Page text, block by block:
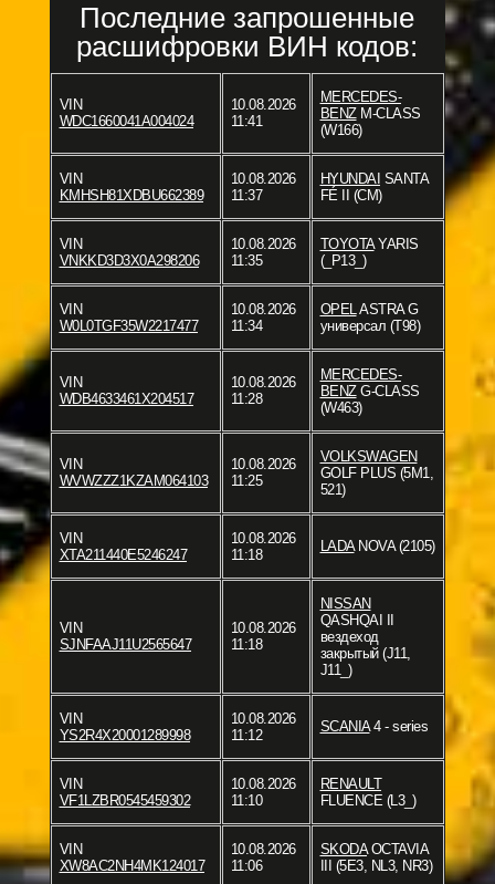
Последние запрошенные
расшифровки ВИН кодов:
VIN
WDC1660041A004024
10.08.2026
11:41
MERCEDES-
BENZM-CLASS
(W166)
VIN
KMHSH81XDBU662389
10.08.2026
11:37
HYUNDAI SANTA
FÉ II (CM)
VIN
VNKKD3D3X0A298206
10.08.2026
11:35
TOYOTAYARIS
(_P13_)
VIN
W0L0TGF35W2217477
10.08.2026
11:34
OPELASTRA G
универсал (T98)
VIN
WDB4633461X204517
10.08.2026
11:28
MERCEDES-
BENZG-CLASS
(W463)
VIN
WVWZZZ1KZAM064103
10.08.2026
11:25
VOLKSWAGEN
GOLF PLUS (5M1,
521)
VIN
XTA211440E5246247
10.08.2026
11:18
LADANOVA (2105)
VIN
SJNFAAJ11U2565647
10.08.2026
11:18
NISSAN
QASHQAI II
вездеход
закрытый (J11,
J11_)
VIN
YS2R4X20001289998
10.08.2026
11:12
SCANIA4 - series
VIN
VF1LZBR0545459302
10.08.2026
11:10
RENAULT
FLUENCE (L3_)
VIN
XW8AC2NH4MK124017
10.08.2026
11:06
SKODAOCTAVIA
III (5E3, NL3, NR3)